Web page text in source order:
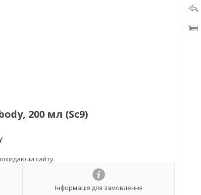
200 мл (Sc9)
сайту.
Інформація для замовлення